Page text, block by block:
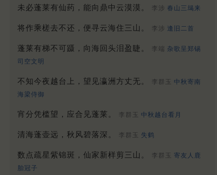
未必蓬莱有仙药，能向鼎中云漠漠。 李涉 春山三朅来
将作乘槎去不还，便寻云海住三山。 李涉 逢旧二首
蓬莱有梯不可蹑，向海回头泪盈睫。 李端 杂歌呈郑锡
司空文明
不知今夜越台上，望见瀛洲方丈无。 李群玉 中秋寄南
海梁侍御
宵分凭槛望，应合见蓬莱。 李群玉 中秋越台看月
清海蓬壶远，秋风碧落深。 李群玉 失鹤
数点疏星紫锦斑，仙家新样剪三山。 李群玉 寄友人鹿
胎冠子